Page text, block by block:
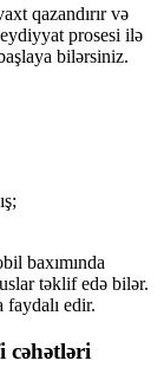
qazandırır və
prosesi ilə
bilərsiniz.
baxımında
təklif edə bilər.
faydalı edir.
cəhətləri